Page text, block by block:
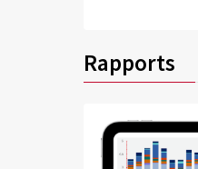
Rapports